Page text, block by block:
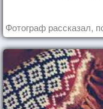
Фотограф рассказал,